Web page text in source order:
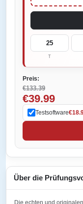
25
T
Preis:
€133.39
€39.99
Testsoftware
Über die
Die echten und